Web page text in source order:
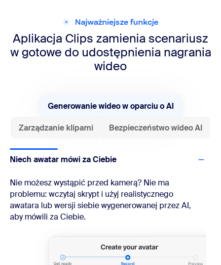
Najważniejsze funkcje
Aplikacja Clips zamienia scenariusz
w gotowe do udostępnienia nagrania
wideo
Generowanie wideo w oparciu o AI
Zarządzanie klipami Bezpieczeństwo wideo AI
Niech awatar mówi za Ciebie
Nie możesz wystąpić przed kamerą? Nie ma
problemu: wczytaj skrypt i użyj realistycznego
awatara lub wersji siebie wygenerowanej przez AI,
aby mówili za Ciebie.